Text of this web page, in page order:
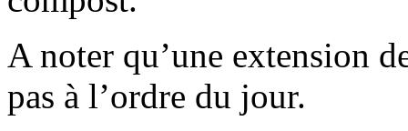
A noter qu’une extension
pas à l’ordre du jour.